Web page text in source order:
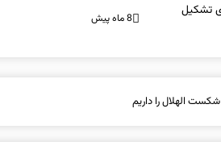
را تایید کرد
الهلال را داریم